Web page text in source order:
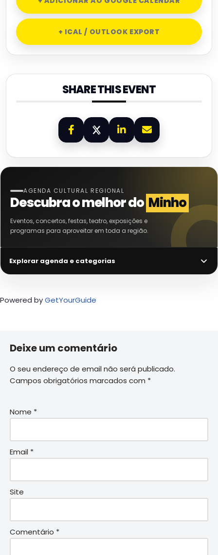
+ ICAL / OUTLOOK EXPORT
SHARE THIS EVENT
AGENDA CULTURAL REGIONAL
Descubra o melhor do Minho
Eventos, concertos, festas, teatro, exposições e
programas para aproveitar em toda a região.
Explorar agenda e categorias
Powered byGetYourGuide
Deixe um comentário
O seu endereço de email não será publicado.
Campos obrigatórios marcados com *
Nome *
Email *
Site
Comentário *